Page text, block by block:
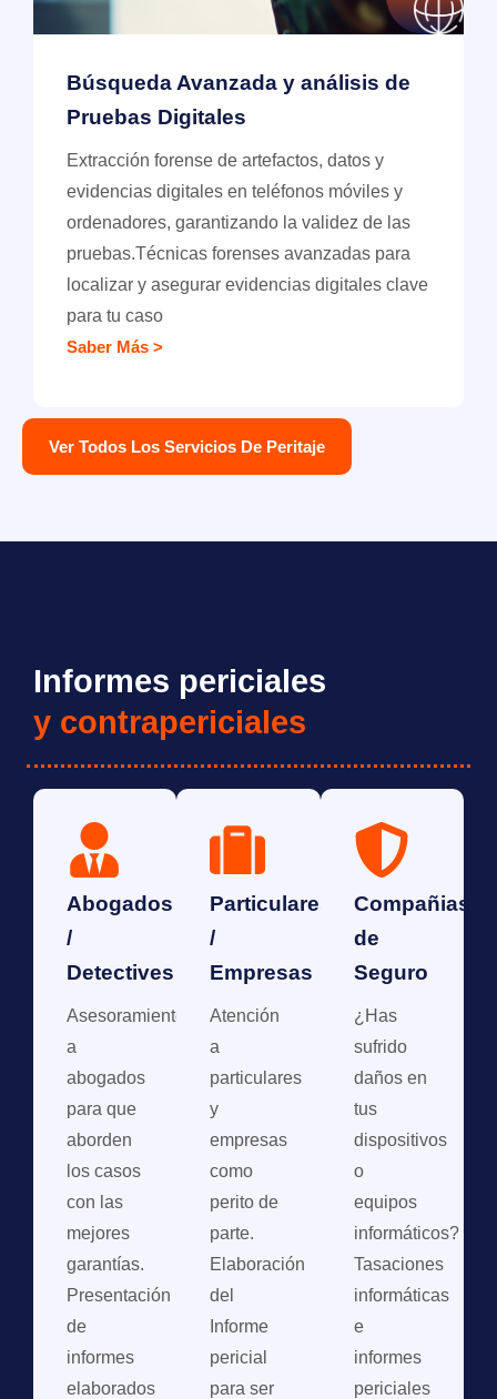
Búsqueda Avanzada y análisis de
Pruebas Digitales
Extracción forense de artefactos, datos y
evidencias digitales en teléfonos móviles y
ordenadores, garantizando la validez de las
pruebas.Técnicas forenses avanzadas para
localizar y asegurar evidencias digitales clave
para tu caso
Saber Más >
Ver Todos Los Servicios De Peritaje
Informes periciales
y contrapericiales
Abogados
/
Detectives
Asesoramiento
a
abogados
para que
aborden
los casos
con las
mejores
garantías.
Presentación
de
informes
elaborados
Particulares
/
Empresas
Atención
a
particulares
y
empresas
como
perito de
parte.
Elaboración
del
Informe
pericial
para ser
Compañias
de
Seguro
¿Has
sufrido
daños en
tus
dispositivos
o
equipos
informáticos?
Tasaciones
informáticas
e
informes
periciales